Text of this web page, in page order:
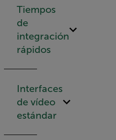
Tiempos
de
integración
rápidos
Interfaces
de vídeo
estándar